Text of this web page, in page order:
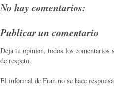
No hay comentarios:
Publicar un comentario
Deja tu opinion, todos los comentarios
de respeto.
El informal de Fran no se hace